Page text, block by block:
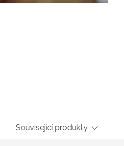
Související produkty